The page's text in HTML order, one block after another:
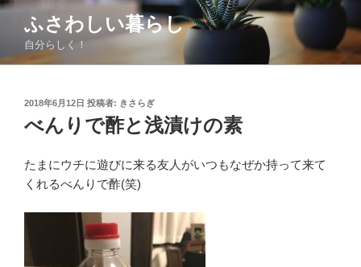
コ
ン
ふさわしい暮らし
自分らしく！
投
日:
2018年6月12日 投稿者: きさらぎ
べんりで酢と浅漬けの素
たまにウチに遊びに来る友人がいつもなぜか持って来て
くれるべんりで酢(笑)